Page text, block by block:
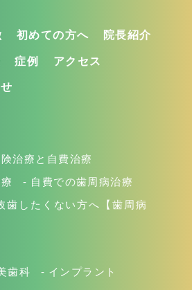
初めての方へ 院長紹介
症例 アクセス
治療と自費治療
自費での歯周病治療
歯したくない方へ【歯周病
歯科 インプラント